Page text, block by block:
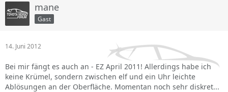
mane
Gast
14. Juni 2012
Bei mir fängt es auch an - EZ April 2011! Allerdings habe ich
keine Krümel, sondern zwischen elf und ein Uhr leichte
Ablösungen an der Oberfläche. Momentan noch sehr diskret...